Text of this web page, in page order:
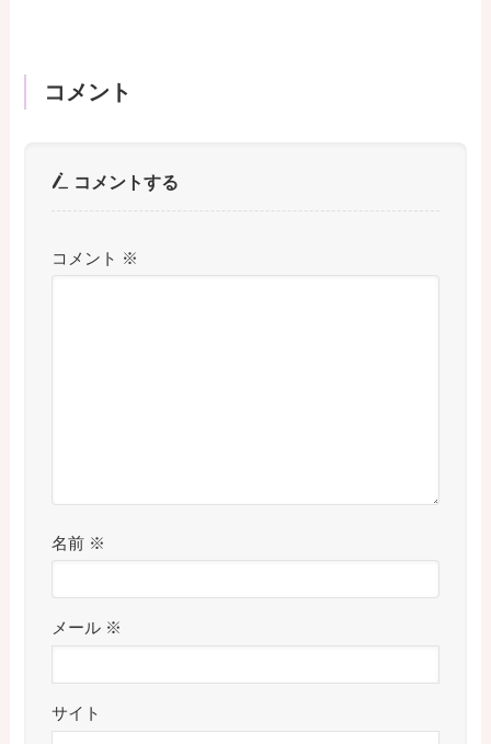
コメント
コメントする
コメント ※
名前 ※
メール ※
サイト